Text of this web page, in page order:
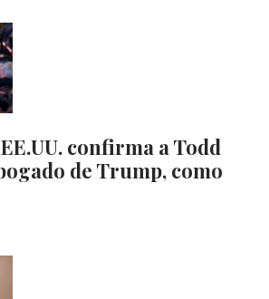
confirma a Todd
de Trump, como